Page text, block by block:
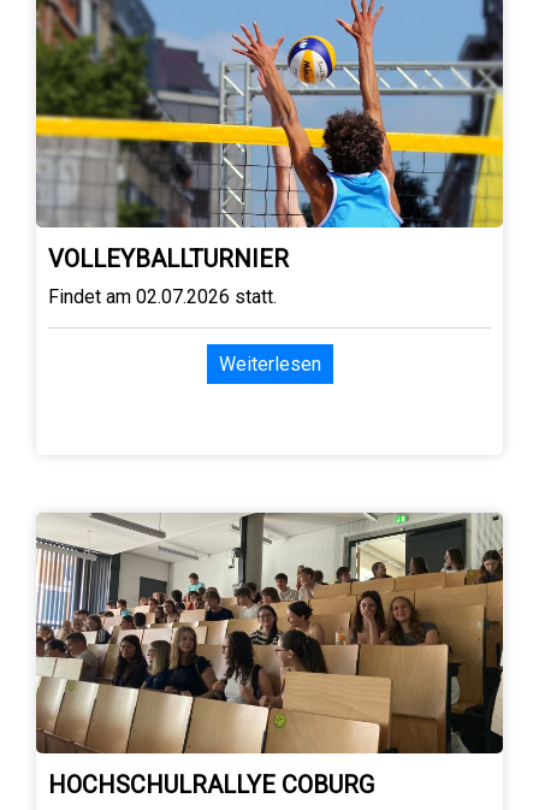
VOLLEYBALLTURNIER
Findet am 02.07.2026 statt.
Weiterlesen
HOCHSCHULRALLYE COBURG